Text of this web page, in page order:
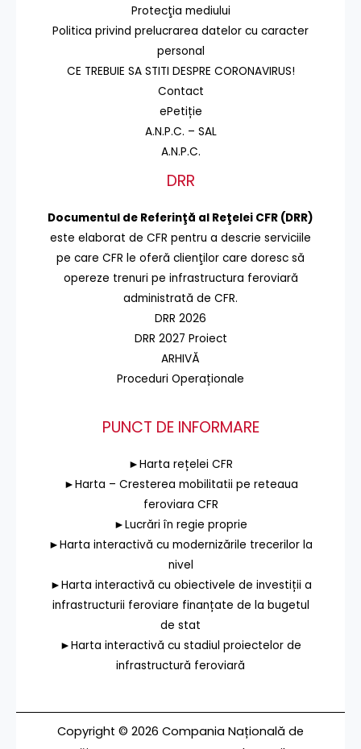
Protecţia mediului
Politica privind prelucrarea datelor cu caracter
personal
CE TREBUIE SA STITI DESPRE CORONAVIRUS!
Contact
ePetiție
A.N.P.C. – SAL
A.N.P.C.
DRR
Documentul de Referinţă al Reţelei CFR (DRR)
este elaborat de CFR pentru a descrie serviciile
pe care CFR le oferă clienţilor care doresc să
opereze trenuri pe infrastructura feroviară
administrată de CFR.
DRR 2026
DRR 2027 Proiect
ARHIVĂ
Proceduri Operaționale
PUNCT DE INFORMARE
►Harta rețelei CFR
►Harta – Cresterea mobilitatii pe reteaua
feroviara CFR
►Lucrări în regie proprie
►Harta interactivă cu modernizările trecerilor la
nivel
►Harta interactivă cu obiectivele de investiții a
infrastructurii feroviare finanțate de la bugetul
de stat
►Harta interactivă cu stadiul proiectelor de
infrastructură feroviară
Copyright © 2026 Compania Națională de